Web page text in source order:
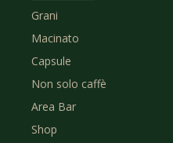
Grani
Macinato
Capsule
Non solo caffè
Area Bar
Shop